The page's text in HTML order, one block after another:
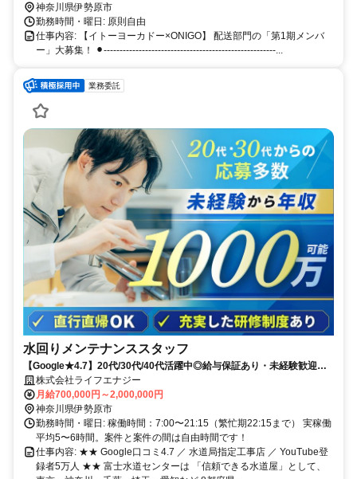
神奈川県伊勢原市
勤務時間・曜日: 原則自由
仕事内容: 【イトーヨーカドー×ONIGO】 配送部門の「第1期メンバ
ー」大募集！ ⚫︎------------------------------------------------------...
業務委託
水回りメンテナンススタッフ
【Google★4.7】20代/30代/40代活躍中◎給与保証あり・未経験歓迎！
免許だけでOK◎研修中も給与あり
株式会社ライフエナジー
月給700,000円～2,000,000円
神奈川県伊勢原市
勤務時間・曜日: 稼働時間：7:00〜21:15（繁忙期22:15まで） 実稼働
平均5〜6時間。案件と案件の間は自由時間です！
仕事内容: ★★ Google口コミ4.7 ／ 水道局指定工事店 ／ YouTube登
録者5万人 ★★ 富士水道センターは 「信頼できる水道屋」として、